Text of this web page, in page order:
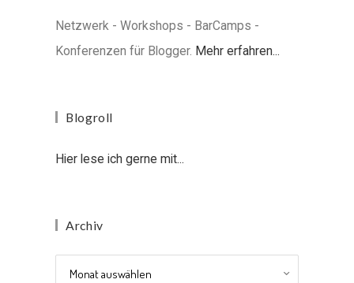
Netzwerk - Workshops - BarCamps -
Konferenzen für Blogger. Mehr erfahren...
Blogroll
Hier lese ich gerne mit...
Archiv